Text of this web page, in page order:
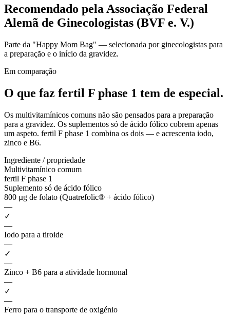
Recomendado pela Associação Federal
Alemã de Ginecologistas (BVF e. V.)
Parte da "Happy Mom Bag" — selecionada por ginecologistas para
a preparação e o início da gravidez.
Em comparação
O que faz fertil F phase 1 tem de especial.
Os multivitamínicos comuns não são pensados para a preparação
para a gravidez. Os suplementos só de ácido fólico cobrem apenas
um aspeto. fertil F phase 1 combina os dois — e acrescenta iodo,
zinco e B6.
Ingrediente / propriedade
Multivitamínico comum
fertil F phase 1
Suplemento só de ácido fólico
800 µg de folato (Quatrefolic® + ácido fólico)
—
✓
—
Iodo para a tiroide
—
✓
—
Zinco + B6 para a atividade hormonal
—
✓
—
Ferro para o transporte de oxigénio